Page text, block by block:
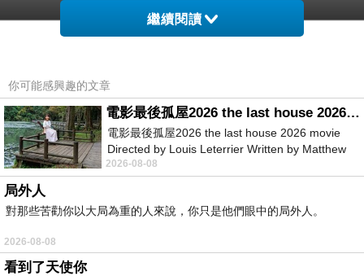
晚睡、吃油炸的東西、壞脾氣，這三個正是肝的三
大剋星。油包肝，你吃油的東西，油把整個肝包
住，肝的功能完全喪失了，所以我們不要吃得太
油。
繼續閱讀
你可能感興趣的文章
電影最後孤屋2026 the last house 2026 movie
電影最後孤屋2026 the last house 2026 movie
Directed by Louis Leterrier Written by Matthew
Robinson Starring Greta Lee Wa
2026-08-08
局外人
對那些苦勸你以大局為重的人來說，你只是他們眼中的局外人。
2026-08-08
看到了天使你